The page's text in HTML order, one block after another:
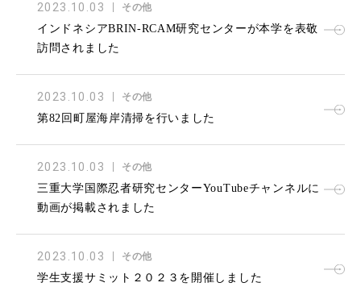
2023.10.03 その他
インドネシアBRIN-RCAM研究センターが本学を表敬
訪問されました
2023.10.03 その他
第82回町屋海岸清掃を行いました
2023.10.03 その他
三重大学国際忍者研究センターYouTubeチャンネルに
動画が掲載されました
2023.10.03 その他
学生支援サミット２０２３を開催しました